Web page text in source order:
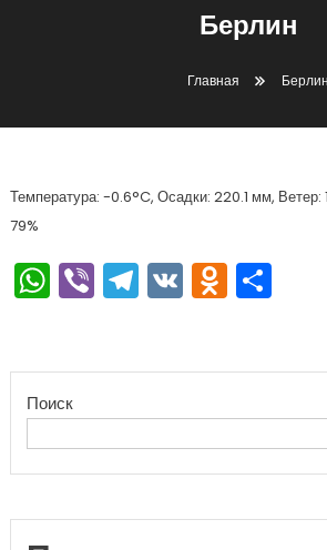
Берлин
Главная Берлин
Температура: -0.6°C, Осадки: 220.1 мм,
79%
WhatsApp
ViberTelegram
VK
Поиск